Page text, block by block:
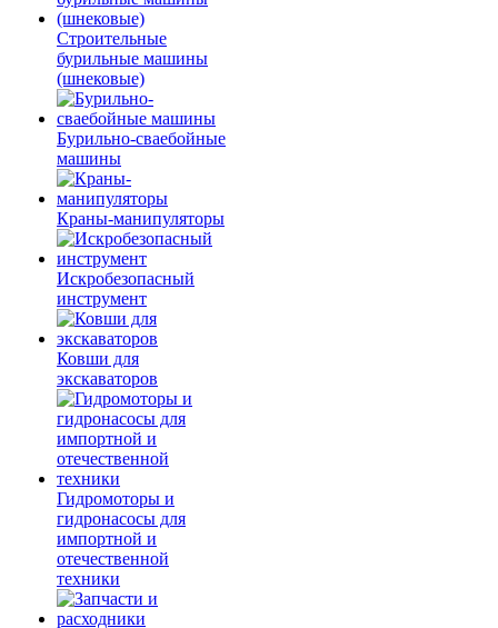
Строительные
бурильные машины
(шнековые)
Бурильно-сваебойные
машины
Краны-манипуляторы
Искробезопасный
инструмент
Ковши для
экскаваторов
Гидромоторы и
гидронасосы для
импортной и
отечественной
техники